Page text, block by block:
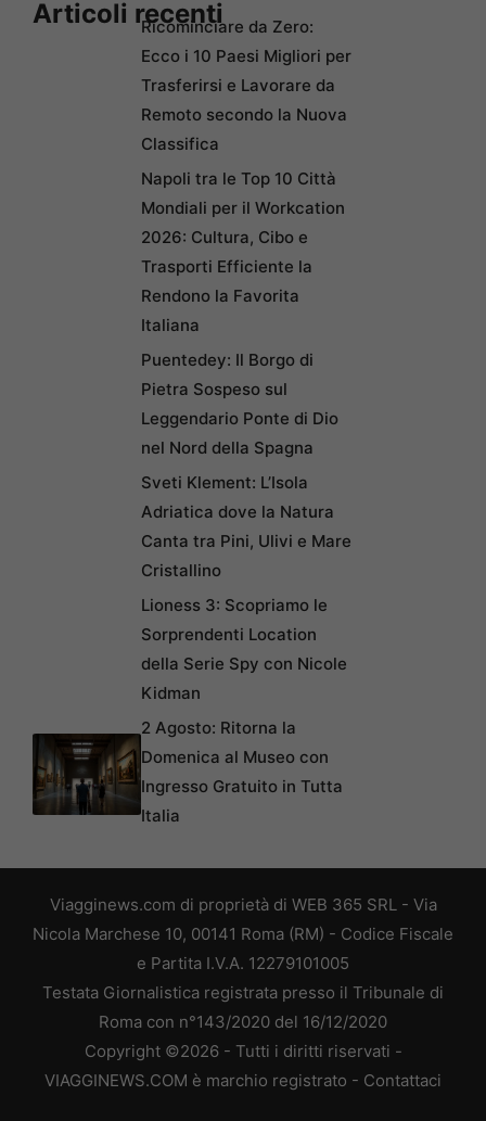
Articoli recentiRicominciare da Zero:
Ecco i 10 Paesi Migliori per
Trasferirsi e Lavorare da
Remoto secondo la Nuova
Classifica
Napoli tra le Top 10 Città
Mondiali per il Workcation
2026: Cultura, Cibo e
Trasporti Efficiente la
Rendono la Favorita
Italiana
Puentedey: Il Borgo di
Pietra Sospeso sul
Leggendario Ponte di Dio
nel Nord della Spagna
Sveti Klement: L’Isola
Adriatica dove la Natura
Canta tra Pini, Ulivi e Mare
Cristallino
Lioness 3: Scopriamo le
Sorprendenti Location
della Serie Spy con Nicole
Kidman
2 Agosto: Ritorna la
Domenica al Museo con
Ingresso Gratuito in Tutta
Italia
Viagginews.com di proprietà di WEB 365 SRL - Via
Nicola Marchese 10, 00141 Roma (RM) - Codice Fiscale
e Partita I.V.A. 12279101005
Testata Giornalistica registrata presso il Tribunale di
Roma con n°143/2020 del 16/12/2020
Copyright ©2026 - Tutti i diritti riservati -
VIAGGINEWS.COM è marchio registrato - Contattaci